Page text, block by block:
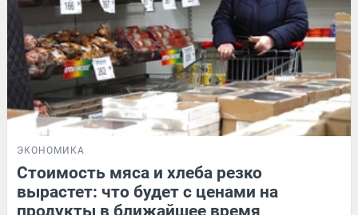
ЭКОНОМИКА
Стоимость мяса и хлеба резко
вырастет: что будет с ценами на